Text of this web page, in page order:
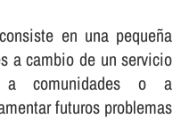
en una pequeña
a cambio de un servicio
a comunidades o a
futuros problemas